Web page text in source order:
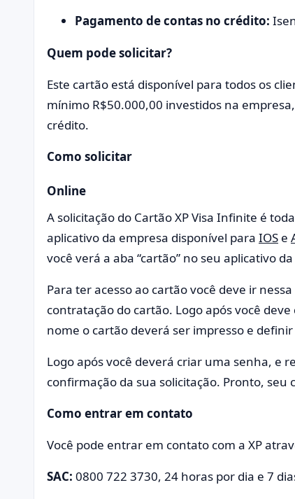
Pagamento de contas no crédito:
Quem pode solicitar?
Este cartão está disponível para todos os
mínimo R$50.000,00 investidos na
crédito.
Como solicitar
Online
A solicitação do Cartão XP Visa Infinite é
aplicativo da empresa disponível para IOS e
você verá a aba “cartão” no seu aplicativo da
Para ter acesso ao cartão você deve ir
contratação do cartão. Logo após você
nome o cartão deverá ser impresso e
Logo após você deverá criar uma senha, e
confirmação da sua solicitação. Pronto,
Como entrar em contato
Você pode entrar em contato com a XP
SAC: 0800 722 3730, 24 horas por dia e 7